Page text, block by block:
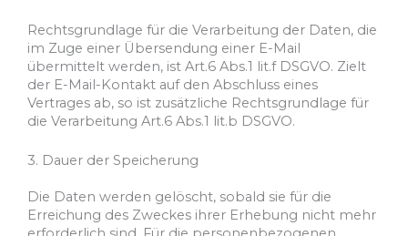
Rechtsgrundlage für die Verarbeitung der Daten, die
im Zuge einer Übersendung einer E-Mail
übermittelt werden, ist Art.6 Abs.1 lit.f DSGVO. Zielt
der E-Mail-Kontakt auf den Abschluss eines
Vertrages ab, so ist zusätzliche Rechtsgrundlage für
die Verarbeitung Art.6 Abs.1 lit.b DSGVO.
3. Dauer der Speicherung
Die Daten werden gelöscht, sobald sie für die
Erreichung des Zweckes ihrer Erhebung nicht mehr